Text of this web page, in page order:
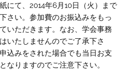
にて、2014年6月10日（火）まで
さい。参加費のお振込みをもっ
いただきます。なお、学会事務
いたしませんのでご了承下さ
込みをされた場合でも当日お支
なりますのでご注意下さい。